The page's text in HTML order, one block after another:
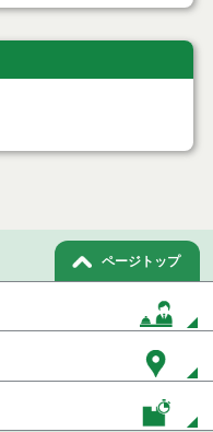
実施要綱
綱
実施要綱
総合戦略会議設置要
業費補助金交付要綱
ページトップ